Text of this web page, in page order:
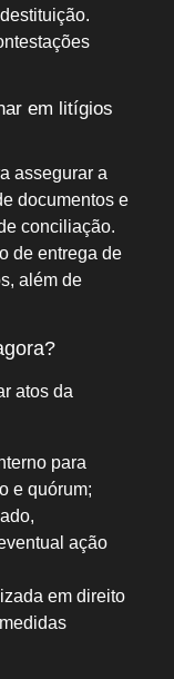
em litígios
assegurar a
documentos e
conciliação.
de entrega de
além de
atos da
para
e quórum;
ação
em direito